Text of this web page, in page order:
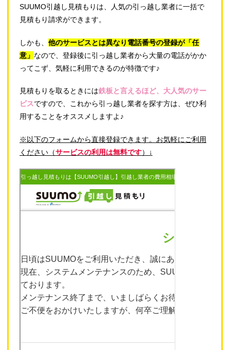
SUUMO引越し見積もりは、人気の引っ越し業者に一括で
見積もり請求ができます。
しかも、 他のサービスとは異なり電話番号の登録が「任
意」 なので、登録後に引っ越し業者から大量の電話がかか
ってこず、気軽に利用できるのが特徴です♪
見積もりを取るときには鉄板と言えるほど、大人気のサー
ビスですので、これから引っ越し業者を探す方は、ぜひ利
用することをオススメしますよ♪
※以下のフォームから直接登録できます。お気軽にご利用
ください（サービスの利用は無料です）↓